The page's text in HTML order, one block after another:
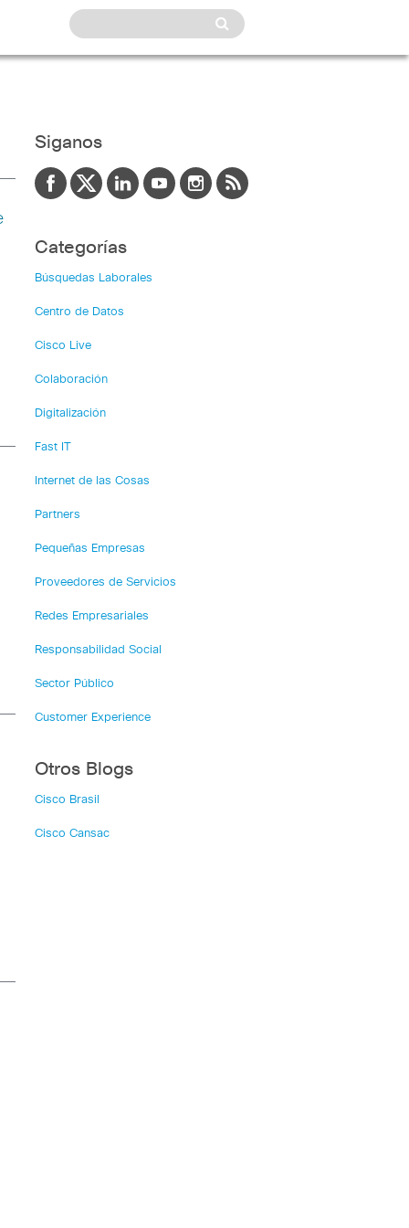
Siganos
Categorías
Búsquedas Laborales
Centro de Datos
Cisco Live
Colaboración
Digitalización
Fast IT
Internet de las Cosas
Partners
Pequeñas Empresas
Proveedores de Servicios
Redes Empresariales
Responsabilidad Social
Sector Público
Customer Experience
Otros Blogs
Cisco Brasil
Cisco Cansac